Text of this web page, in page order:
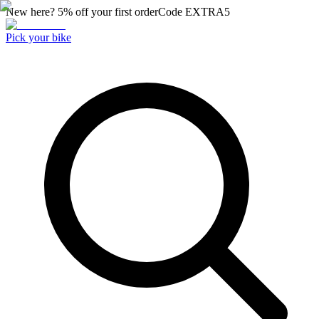
New here? 5% off your first orderCode EXTRA5
Pick your bike